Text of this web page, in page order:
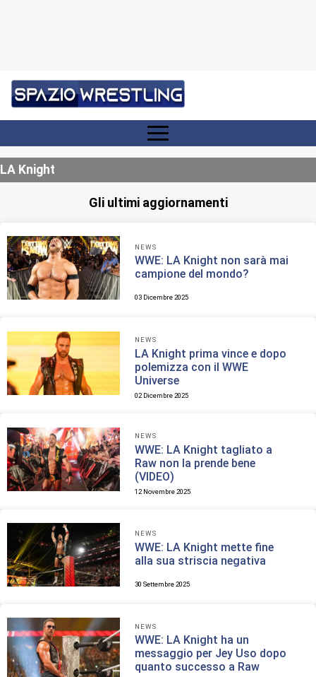
LA Knight
Gli ultimi aggiornamenti
NEWS
WWE: LA Knight non sarà mai
campione del mondo?
03 Dicembre 2025
NEWS
LA Knight prima vince e dopo
polemizza con il WWE
Universe
02 Dicembre 2025
NEWS
WWE: LA Knight tagliato a
Raw non la prende bene
(VIDEO)
12 Novembre 2025
NEWS
WWE: LA Knight mette fine
alla sua striscia negativa
30 Settembre 2025
NEWS
WWE: LA Knight ha un
messaggio per Jey Uso dopo
quanto successo a Raw